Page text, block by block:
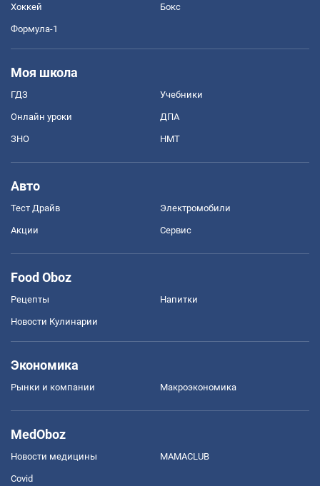
Хоккей Бокс
Формула-1
Моя школа
ГДЗ Учебники
Онлайн уроки ДПА
ЗНО НМТ
Авто
Тест Драйв Электромобили
Акции Сервис
Food Oboz
Рецепты Напитки
Новости Кулинарии
Экономика
Рынки и компании Mакроэкономика
MedOboz
Новости медицины MAMACLUB
Covid